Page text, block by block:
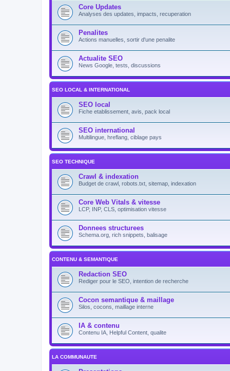
Core Updates
Analyses des updates, impacts, recuperation
Penalites
Actions manuelles, sortir d'une penalite
Actualite SEO
News Google, tests, discussions
SEO LOCAL & INTERNATIONAL
SEO local
Fiche etablissement, avis, pack local
SEO international
Multilingue, hreflang, ciblage pays
SEO TECHNIQUE
Crawl & indexation
Budget de crawl, robots.txt, sitemap, indexation
Core Web Vitals & vitesse
LCP, INP, CLS, optimisation vitesse
Donnees structurees
Schema.org, rich snippets, balisage
CONTENU & SEMANTIQUE
Redaction SEO
Rediger pour le SEO, intention de recherche
Cocon semantique & maillage
Silos, cocons, maillage interne
IA & contenu
Contenu IA, Helpful Content, qualite
LA COMMUNAUTE